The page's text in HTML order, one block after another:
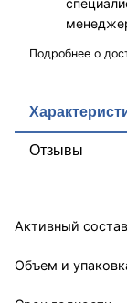
Подробнее о
Отзывы
Активный состав
Объем и